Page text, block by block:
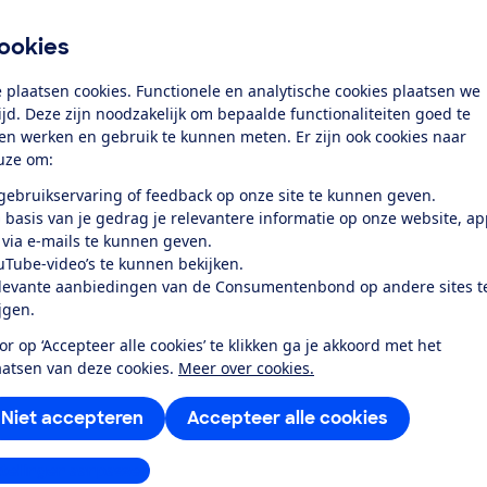
plaatsen cookies. Functionele en analytische cookies plaatsen we
Deze zijn noodzakelijk om bepaalde functionaliteiten goed te
werken en gebruik te kunnen meten. Er zijn ook cookies naar
om:
of feedback op onze site te kunnen geven.
basis van je gedrag je relevantere informatie op onze website,
e-mails te kunnen geven.
video’s te kunnen bekijken.
aanbiedingen van de Consumentenbond op andere sites
op ‘Accepteer alle cookies’ te klikken ga je akkoord met het
van deze cookies. Meer over cookies.
Accepteer alle cookies
Niet accepteren
aanpassen
laten weten dat reizigers bij die
annuleren als hun plaats van bestemming kort voor
Sunweb in een persbericht dat dit kon tot 14 dagen
dat dat niet juist is. ‘Indien binnen 2 weken voor vertrek
verandert nemen wij contact op met onze klanten.
vakantie te annuleren en hun geld binnen 14 terug te
naar een andere bestemming of periode’. Aldus een
Richtlijn Pakkereizen) mogen consumenten hun
zich op de plaats van bestemming 'onvermijdbare en
voordoen'. Of als de situatie er gevaarlijk is. Dat
negatief reisadvies van de overheid. Een negatief